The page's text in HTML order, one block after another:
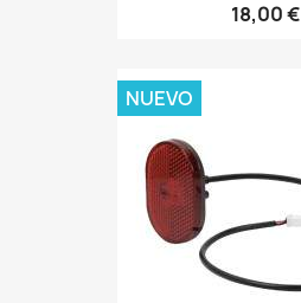
18,00 €
NUEVO